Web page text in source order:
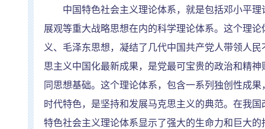
中国特色社会主义理论体系，就是包括邓小平理
展观等重大战略思想在内的科学理论体系。这个理
义、毛泽东思想，凝结了几代中国共产党人带领人
思主义中国化最新成果，是党最可宝贵的政治和精
同思想基础。这个理论体系，包含一系列独创性成
时代特色，是坚持和发展马克思主义的典范。在我国
特色社会主义理论体系显示了强大的生命力和巨大